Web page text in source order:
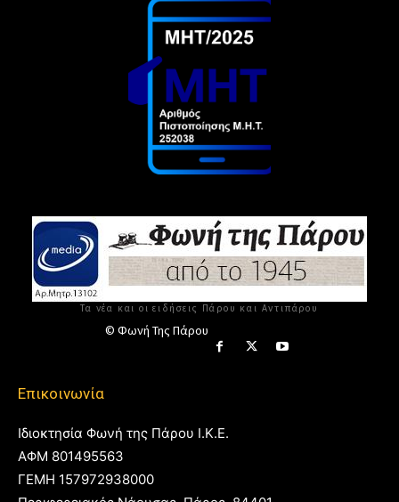
Τα νέα και οι ειδήσεις Πάρου και Αντιπάρου
© Φωνή Της Πάρου
Επικοινωνία
Ιδιοκτησία Φωνή της Πάρου Ι.Κ.Ε.
ΑΦΜ 801495563
ΓΕΜΗ 157972938000